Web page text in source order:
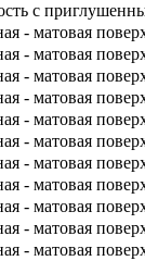
с
- матовая
- матовая
- матовая
- матовая
- матовая
- матовая
- матовая
- матовая
- матовая
- матовая
- матовая